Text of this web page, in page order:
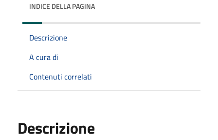
INDICE DELLA PAGINA
Descrizione
A cura di
Contenuti correlati
Descrizione